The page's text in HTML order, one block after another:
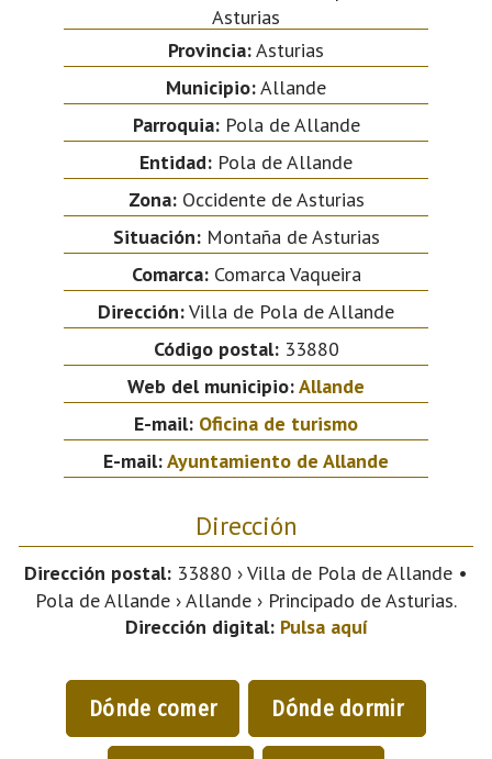
Asturias
Provincia:Asturias
Municipio:Allande
Parroquia:Pola de Allande
Entidad: Pola de Allande
Zona:Occidente de Asturias
Situación:Montaña de Asturias
Comarca:Comarca Vaqueira
Dirección:Villa de Pola de Allande
Código postal:33880
Web del municipio:Allande
E-mail: Oficina de turismo
E-mail:Ayuntamiento de Allande
Dirección
Dirección postal: 33880 › Villa de Pola de Allande •
Pola de Allande › Allande › Principado de Asturias.
Dirección digital: Pulsa aquí
Dónde comer Dónde dormir